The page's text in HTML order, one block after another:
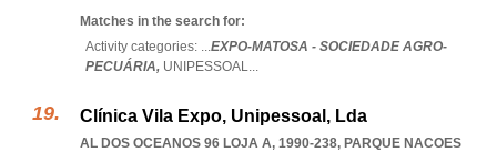
Matches in the search for:
Activity categories: ...EXPO-MATOSA - SOCIEDADE AGRO-
PECUÁRIA, UNIPESSOAL...
Clínica Vila Expo, Unipessoal, Lda
AL DOS OCEANOS 96 LOJA A, 1990-238, PARQUE NACOES